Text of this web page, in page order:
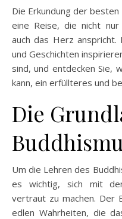
Die Erkundung der
eine Reise, die nicht
auch das Herz anspricht.
und Geschichten
sind, und entdecken Sie,
kann, ein erfüllteres und
Die
Um die Lehren des
es wichtig, sich mit
vertraut zu machen. Der
edlen Wahrheiten, die